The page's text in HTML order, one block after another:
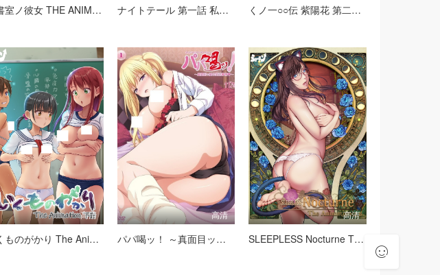
図書室ノ彼女 THE ANIMATION 第6巻 ～女教師ガ堕チルマデ（後編）～ ナイトテール 第一話 私は夢魔を倒すもの、ナイトテール！ くノ一○○伝 紫陽花 第二話 悪徳商人、越後屋 白濁に咲くは悪の華
高清
いくものがかり The Animation 下巻
高清
パパ喝ッ！ ～真面目ッ娘の尻活事情～
高清
SLEEPLESS Nocturne The Animation 上巻